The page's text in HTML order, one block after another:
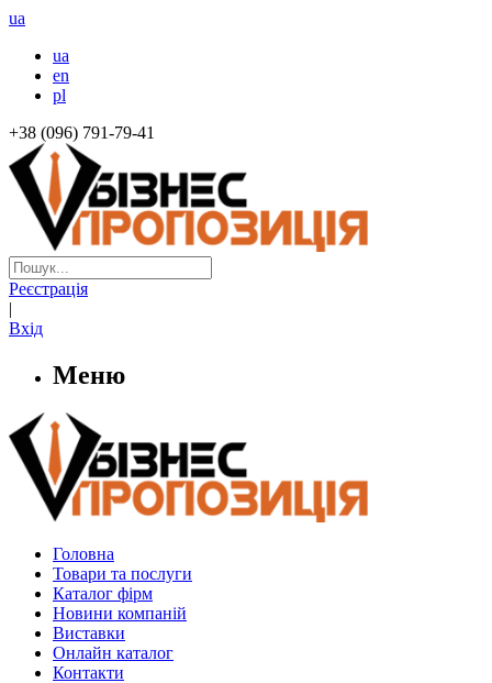
ua
ua
en
pl
+38 (096) 791-79-41
Реєстрація
|
Вхід
Меню
Головна
Товари та послуги
Каталог фірм
Новини компаній
Виставки
Онлайн каталог
Контакти